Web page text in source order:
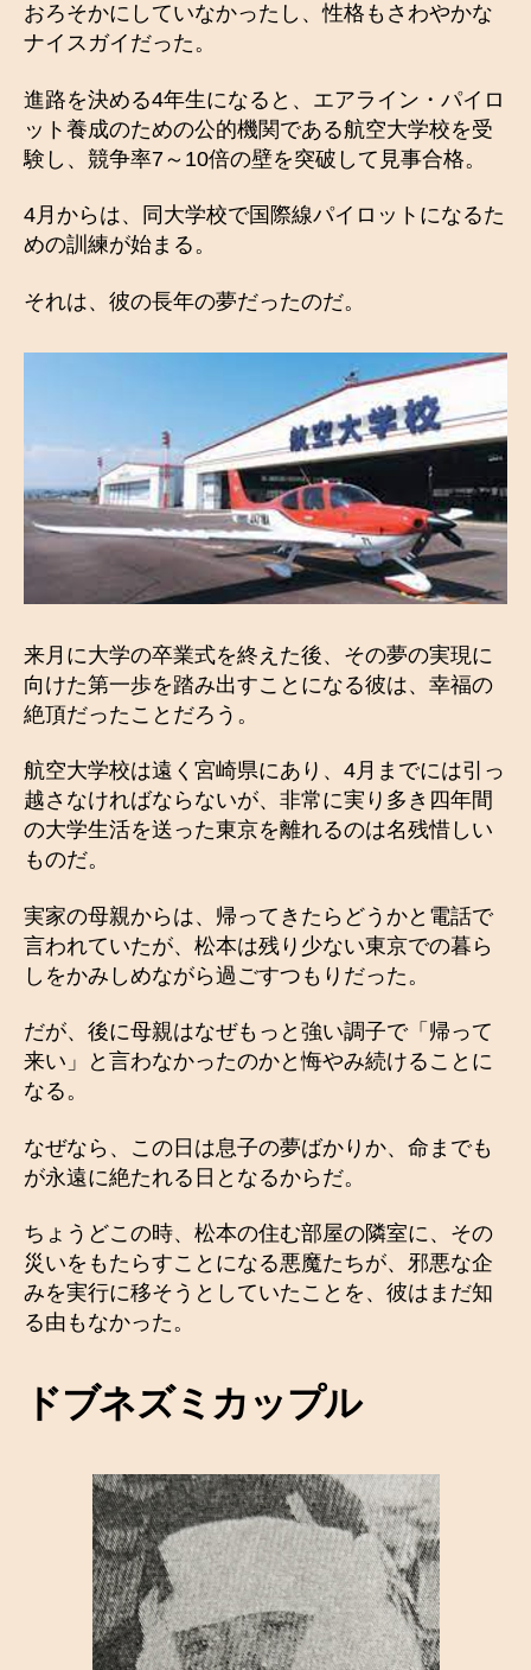
おろそかにしていなかったし、性格もさわやかな
ナイスガイだった。
進路を決める4年生になると、エアライン・パイロ
ット養成のための公的機関である航空大学校を受
験し、競争率7～10倍の壁を突破して見事合格。
4月からは、同大学校で国際線パイロットになるた
めの訓練が始まる。
それは、彼の長年の夢だったのだ。
来月に大学の卒業式を終えた後、その夢の実現に
向けた第一歩を踏み出すことになる彼は、幸福の
絶頂だったことだろう。
航空大学校は遠く宮崎県にあり、4月までには引っ
越さなければならないが、非常に実り多き四年間
の大学生活を送った東京を離れるのは名残惜しい
ものだ。
実家の母親からは、帰ってきたらどうかと電話で
言われていたが、松本は残り少ない東京での暮ら
しをかみしめながら過ごすつもりだった。
だが、後に母親はなぜもっと強い調子で「帰って
来い」と言わなかったのかと悔やみ続けることに
なる。
なぜなら、この日は息子の夢ばかりか、命までも
が永遠に絶たれる日となるからだ。
ちょうどこの時、松本の住む部屋の隣室に、その
災いをもたらすことになる悪魔たちが、邪悪な企
みを実行に移そうとしていたことを、彼はまだ知
る由もなかった。
ドブネズミカップル